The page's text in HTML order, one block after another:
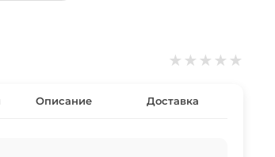
★ ★ ★ ★ ★
Описание Доставка